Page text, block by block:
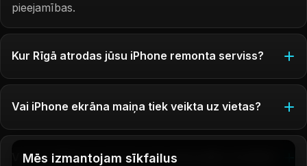
pieejamības.
Kur Rīgā atrodas jūsu iPhone remonta serviss?
Vai iPhone ekrāna maiņa tiek veikta uz vietas?
Vai pēc iPhone remonta mani dati paliks drošībā?
Mēs izmantojam sīkfailus